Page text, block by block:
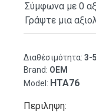
Διαθέσιμότητα: 3-
Brand: OEM
Model: HTA76
Σύμφωνα με 0
Γράψτε μια
Περιληψη: